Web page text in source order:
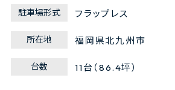
駐車場形式 フラップレス
所在地 福岡県北九州市
台数 11台（86.4坪）